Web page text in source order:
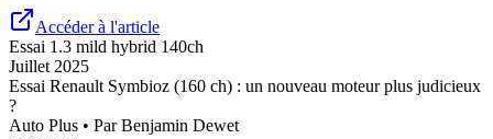
Accéder à l'article
Essai 1.3 mild hybrid 140ch
Juillet 2025
Essai Renault Symbioz (160 ch) : un nouveau moteur plus judicieux
?
Auto Plus • ParBenjamin Dewet